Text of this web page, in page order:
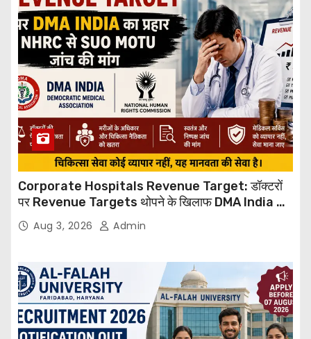
Corporate Hospitals Revenue Target: डॉक्टरों
पर Revenue Targets थोपने के खिलाफ DMA India का
बड़ा कदम, NHRC से Suo Motu जांच की मांग
Aug 3, 2026 Admin